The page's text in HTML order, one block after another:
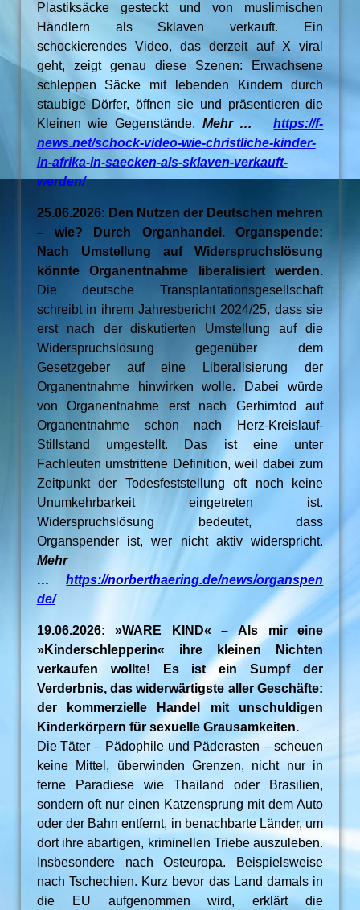
Plastiksäcke gesteckt und von muslimischen
Händlern als Sklaven verkauft. Ein
schockierendes Video, das derzeit auf X viral
geht, zeigt genau diese Szenen: Erwachsene
schleppen Säcke mit lebenden Kindern durch
staubige Dörfer, öffnen sie und präsentieren die
Kleinen wie Gegenstände. Mehr …https://f-
news.net/schock-video-wie-christliche-kinder-
in-afrika-in-saecken-als-sklaven-verkauft-
werden/
25.06.2026: Den Nutzen der Deutschen mehren
– wie? Durch Organhandel. Organspende:
Nach Umstellung auf Widerspruchslösung
könnte Organentnahme liberalisiert werden.
Die deutsche Transplantationsgesellschaft
schreibt in ihrem Jahresbericht 2024/25, dass sie
erst nach der diskutierten Umstellung auf die
Widerspruchslösung gegenüber dem
Gesetzgeber auf eine Liberalisierung der
Organentnahme hinwirken wolle. Dabei würde
von Organentnahme erst nach Gerhirntod auf
Organentnahme schon nach Herz-Kreislauf-
Stillstand umgestellt. Das ist eine unter
Fachleuten umstrittene Definition, weil dabei zum
Zeitpunkt der Todesfeststellung oft noch keine
Unumkehrbarkeit eingetreten ist.
Widerspruchslösung bedeutet, dass
Organspender ist, wer nicht aktiv widerspricht.
Mehr
…https://norberthaering.de/news/organspen
de/
19.06.2026: »WARE KIND« – Als mir eine
»Kinderschlepperin« ihre kleinen Nichten
verkaufen wollte! Es ist ein Sumpf der
Verderbnis, das widerwärtigste aller Geschäfte:
der kommerzielle Handel mit unschuldigen
Kinderkörpern für sexuelle Grausamkeiten.
Die Täter – Pädophile und Päderasten – scheuen
keine Mittel, überwinden Grenzen, nicht nur in
ferne Paradiese wie Thailand oder Brasilien,
sondern oft nur einen Katzensprung mit dem Auto
oder der Bahn entfernt, in benachbarte Länder, um
dort ihre abartigen, kriminellen Triebe auszuleben.
Insbesondere nach Osteuropa. Beispielsweise
nach Tschechien. Kurz bevor das Land damals in
die EU aufgenommen wird, erklärt die